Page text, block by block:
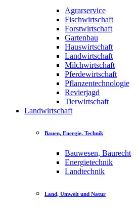
Agrarservice
Fischwirtschaft
Forstwirtschaft
Gartenbau
Hauswirtschaft
Landwirtschaft
Milchwirtschaft
Pferdewirtschaft
Pflanzentechnologie
Revierjagd
Tierwirtschaft
Landwirtschaft
Bauen, Energie, Technik
Bauwesen, Baurecht
Energietechnik
Landtechnik
Land, Umwelt und Natur